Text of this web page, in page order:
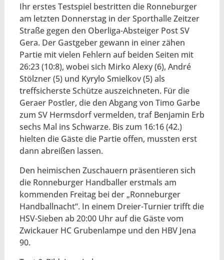
Ihr erstes Testspiel bestritten die Ronneburger
am letzten Donnerstag in der Sporthalle Zeitzer
Straße gegen den Oberliga-Absteiger Post SV
Gera. Der Gastgeber gewann in einer zähen
Partie mit vielen Fehlern auf beiden Seiten mit
26:23 (10:8), wobei sich Mirko Alexy (6), André
Stölzner (5) und Kyrylo Smielkov (5) als
treffsicherste Schütze auszeichneten. Für die
Geraer Postler, die den Abgang von Timo Garbe
zum SV Hermsdorf vermelden, traf Benjamin Erb
sechs Mal ins Schwarze. Bis zum 16:16 (42.)
hielten die Gäste die Partie offen, mussten erst
dann abreißen lassen.
Den heimischen Zuschauern präsentieren sich
die Ronneburger Handballer erstmals am
kommenden Freitag bei der „Ronneburger
Handballnacht“. In einem Dreier-Turnier trifft die
HSV-Sieben ab 20:00 Uhr auf die Gäste vom
Zwickauer HC Grubenlampe und den HBV Jena
90.